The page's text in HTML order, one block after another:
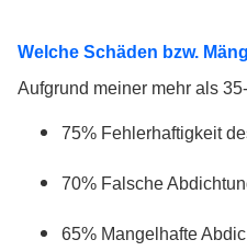
Welche Schäden bzw.
Aufgrund meiner mehr als
75% Fehlerhaftigkeit
70% Falsche
65% Mangelhafte